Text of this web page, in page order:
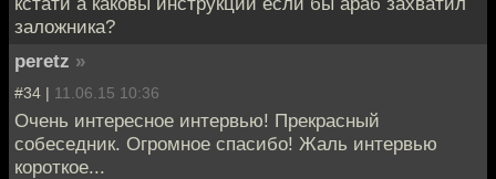
заложника?
peretz »
#34 | 11.06.15 10:36
Очень интересное интервью! Прекрасный
собеседник. Огромное спасибо! Жаль интервью
короткое...